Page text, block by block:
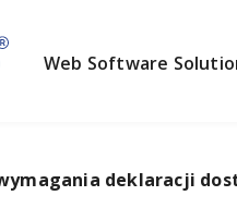
Web Software
deklaracji